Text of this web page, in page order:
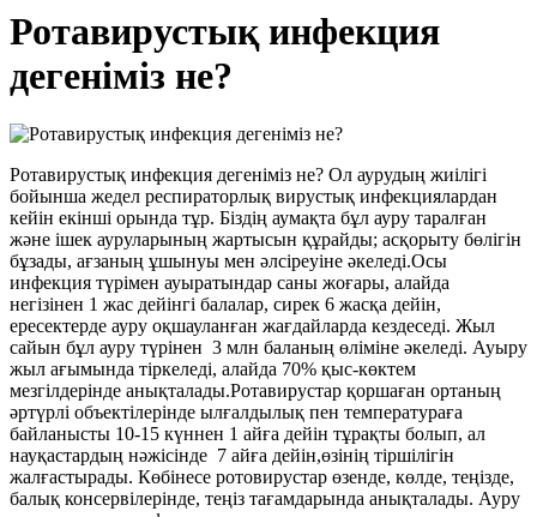
Ротавирустық инфекция
дегеніміз не?
Ротавирустық инфекция дегеніміз не? Ол аурудың жиілігі
бойынша жедел респираторлық вирустық инфекциялардан
кейін екінші орында тұр. Біздің аумақта бұл ауру таралған
және ішек ауруларының жартысын құрайды; асқорыту бөлігін
бұзады, ағзаның ұшынуы мен әлсіреуіне әкеледі.Осы
инфекция түрімен ауыратындар саны жоғары, алайда
негізінен 1 жас дейінгі балалар, сирек 6 жасқа дейін,
ересектерде ауру оқшауланған жағдайларда кездеседі. Жыл
сайын бұл ауру түрінен 3 млн баланың өліміне әкеледі. Ауыру
жыл ағымында тіркеледі, алайда 70% қыс-көктем
мезгілдерінде анықталады.Ротавирустар қоршаған ортаның
әртүрлі объектілерінде ылғалдылық пен температураға
байланысты 10-15 күннен 1 айға дейін тұрақты болып, ал
науқастардың нәжісінде 7 айға дейін,өзінің тіршілігін
жалғастырады. Көбінесе ротовирустар өзенде, көлде, теңізде,
балық консервілерінде, теңіз тағамдарында анықталады. Ауру